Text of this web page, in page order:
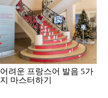
어려운 프랑스어 발음 5가
지 마스터하기